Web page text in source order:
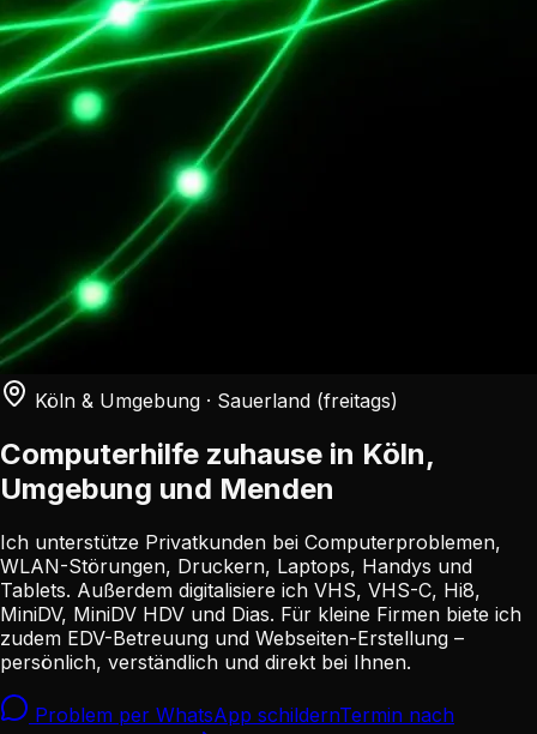
Köln & Umgebung · Sauerland (freitags)
Computerhilfe zuhause in Köln,
Umgebung und Menden
Ich unterstütze Privatkunden bei Computerproblemen,
WLAN-Störungen, Druckern, Laptops, Handys und
Tablets. Außerdem digitalisiere ich VHS, VHS-C, Hi8,
MiniDV, MiniDV HDV und Dias. Für kleine Firmen biete ich
zudem EDV-Betreuung und Webseiten-Erstellung –
persönlich, verständlich und direkt bei Ihnen.
Problem per WhatsApp schildernTermin nach